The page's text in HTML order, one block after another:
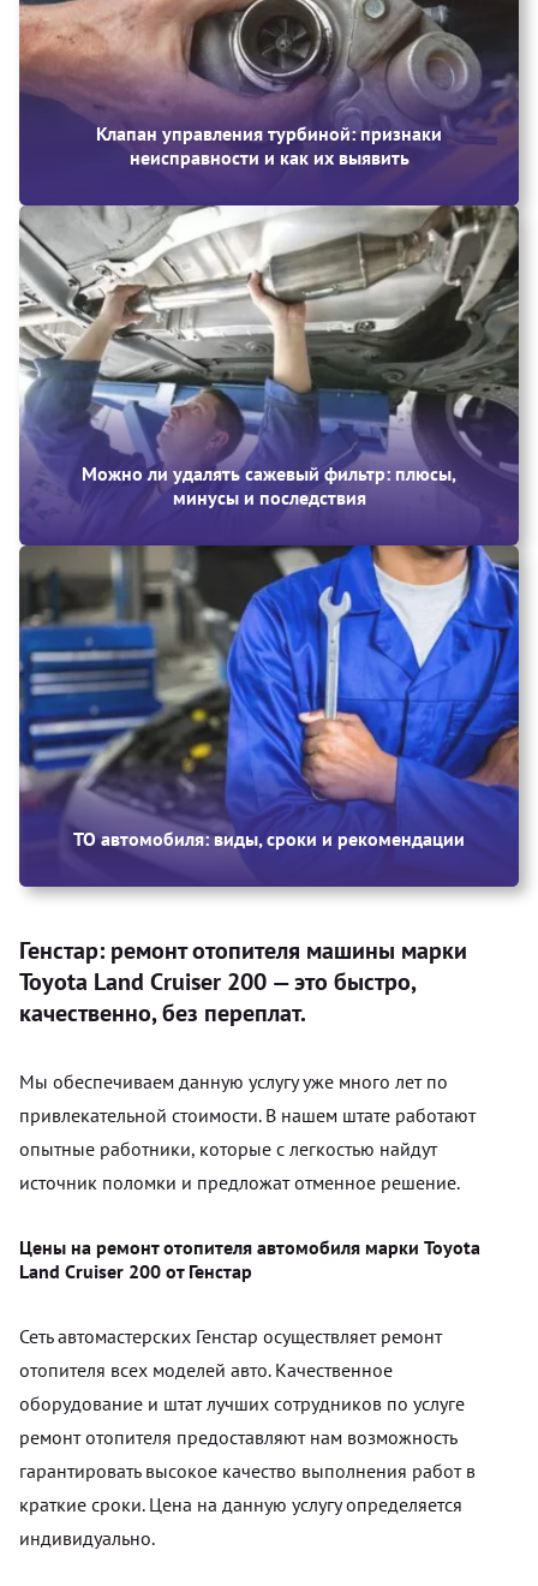
Клапан управления турбиной: признаки
неисправности и как их выявить
Можно ли удалять сажевый фильтр: плюсы,
минусы и последствия
ТО автомобиля: виды, сроки и рекомендации
Генстар: ремонт отопителя машины марки
Toyota Land Cruiser 200 — это быстро,
качественно, без переплат.
Мы обеспечиваем данную услугу уже много лет по
привлекательной стоимости. В нашем штате работают
опытные работники, которые с легкостью найдут
источник поломки и предложат отменное решение.
Цены на ремонт отопителя автомобиля марки Toyota
Land Cruiser 200 от Генстар
Сеть автомастерских Генстар осуществляет ремонт
отопителя всех моделей авто. Качественное
оборудование и штат лучших сотрудников по услуге
ремонт отопителя предоставляют нам возможность
гарантировать высокое качество выполнения работ в
краткие сроки. Цена на данную услугу определяется
индивидуально.